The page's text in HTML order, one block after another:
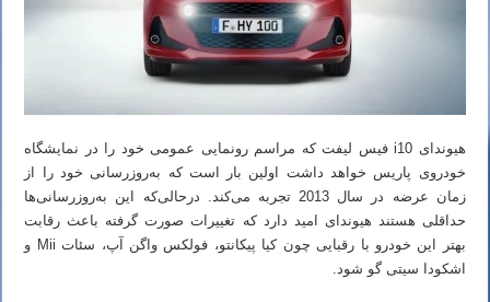
هیوندای i10 فیس لیفت که مراسم رونمایی عمومی خود را در نمایشگاه
خودروی پاریس خواهد داشت اولین بار است که به‌روزرسانی خود را از
زمان عرضه در سال 2013 تجربه می‌کند. درحالی‌که این به‌روزرسانی‌ها
حداقلی هستند هیوندای امید دارد که تغییرات صورت گرفته باعث رقابت
بهتر این خودرو با رقبایی چون کیا پیکانتو، فولکس واگن آپ، سئات Mii و
اشکودا سیتی گو شود.